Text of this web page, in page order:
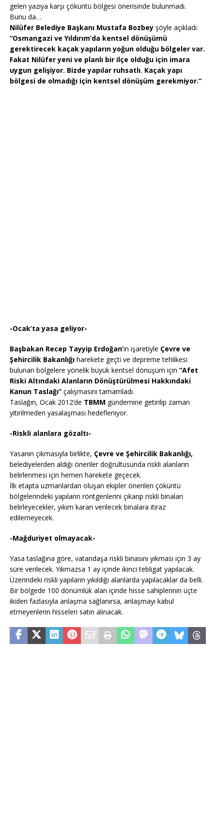
gelen yazıya karşı çöküntü bölgesi önerisinde bulunmadı.
Bunu da…
Nilüfer Belediye Başkanı Mustafa Bozbey şöyle açıkladı:
“Osmangazi ve Yıldırım’da kentsel dönüşümü
gerektirecek kaçak yapıların yoğun olduğu bölgeler var.
Fakat Nilüfer yeni ve planlı bir ilçe olduğu için imara
uygun gelişiyor. Bizde yapılar ruhsatlı. Kaçak yapı
bölgesi de olmadığı için kentsel dönüşüm gerekmiyor.”
-Ocak’ta yasa geliyor-
Başbakan Recep Tayyip Erdoğan’ın işaretiyle Çevre ve
Şehircilik Bakanlığı harekete geçti ve depreme tehlikesi
bulunan bölgelere yönelik büyük kentsel dönüşüm için “Afet
Riski Altındaki Alanların Dönüştürülmesi Hakkındaki
Kanun Taslağı” çalışmasını tamamladı.
Taslağın, Ocak 2012’de TBMM gündemine getirilip zaman
yitirilmeden yasalaşması hedefleniyor.
-Riskli alanlara gözaltı-
Yasanın çıkmasıyla birlikte, Çevre ve Şehircilik Bakanlığı,
belediyelerden aldığı öneriler doğrultusunda riskli alanların
belirlenmesi için hemen harekete geçecek.
İlk etapta uzmanlardan oluşan ekipler önerilen çöküntü
bölgelerindeki yapıların röntgenlerini çıkarıp riskli binaları
belirleyecekler, yıkım kararı verilecek binalara itiraz
edilemeyecek.
-Mağduriyet olmayacak-
Yasa taslağına göre, vatandaşa riskli binasını yıkması için 3 ay
süre verilecek. Yıkmazsa 1 ay içinde ikinci tebligat yapılacak.
Üzerindeki riskli yapıların yıkıldığı alanlarda yapılacaklar da belli.
Bir bölgede 100 dönümlük alan içinde hisse sahiplerinin üçte
ikiden fazlasıyla anlaşma sağlanırsa, anlaşmayı kabul
etmeyenlerin hisseleri satın alınacak.